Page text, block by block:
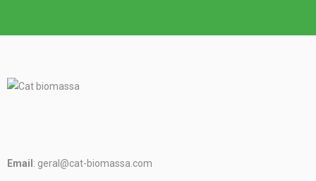
Email : geral@cat-biomassa.com